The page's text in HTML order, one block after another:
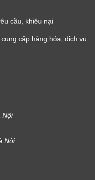
cầu, khiêu nại
cấp hàng hóa, dịch vụ
Nội
Nội